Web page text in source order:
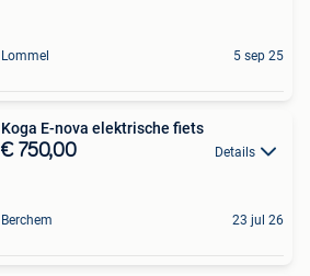
Lommel 5 sep 25
Koga E-nova elektrische fiets
€ 750,00 Details
Berchem 23 jul 26